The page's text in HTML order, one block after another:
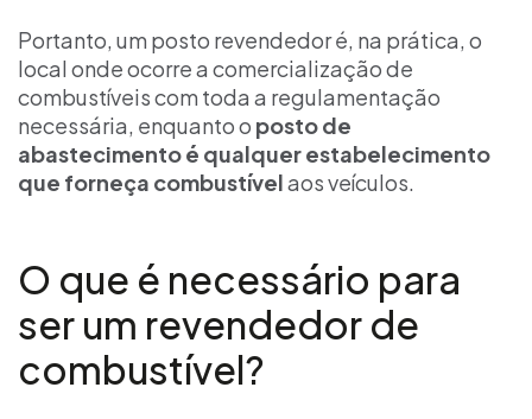
Portanto, um posto revendedor é, na prática, o
local onde ocorre a comercialização de
combustíveis com toda a regulamentação
necessária, enquanto o posto de
abastecimento é qualquer estabelecimento
que forneça combustívelaos veículos.
O que é necessário para
ser um revendedor de
combustível?